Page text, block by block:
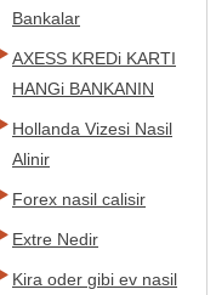
Bankalar
AXESS KREDi KARTI
HANGi BANKANIN
Hollanda Vizesi Nasil
Alinir
Forex nasil calisir
Extre Nedir
Kira oder gibi ev nasil